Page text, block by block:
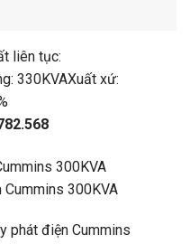
liên tục:
330KVAXuất xứ:
Cummins 300KVA
phát điện Cummins